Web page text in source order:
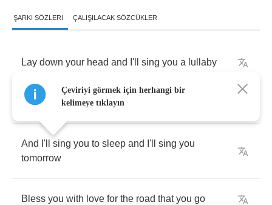
ŞARKI SÖZLERI ÇALIŞILACAK SÖZCÜKLER
Lay down your head and I'll sing you a lullaby
Back the years of loo-
And I'll sing you to sleep and I'll sing you
tomorrow
Bless you with love for the road that you go
Çeviriyi görmek için herhangi bir
kelimeye tıklayın